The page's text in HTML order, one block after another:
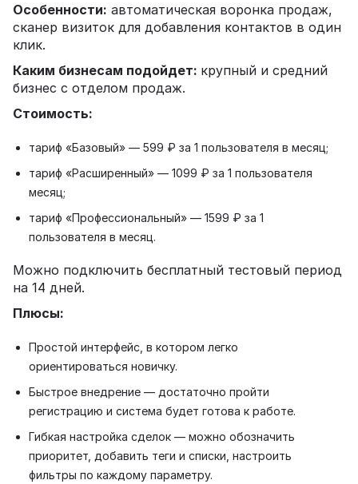
Особенности: автоматическая воронка продаж,
сканер визиток для добавления контактов в один
клик.
Каким бизнесам подойдет: крупный и средний
бизнес с отделом продаж.
Стоимость:
тариф «Базовый» — 599 ₽ за 1 пользователя в месяц;
тариф «Расширенный» — 1099 ₽ за 1 пользователя
месяц;
тариф «Профессиональный» — 1599 ₽ за 1
пользователя в месяц.
Можно подключить бесплатный тестовый период
на 14 дней.
Плюсы:
Простой интерфейс, в котором легко
ориентироваться новичку.
Быстрое внедрение — достаточно пройти
регистрацию и система будет готова к работе.
Гибкая настройка сделок — можно обозначить
приоритет, добавить теги и списки, настроить
фильтры по каждому параметру.